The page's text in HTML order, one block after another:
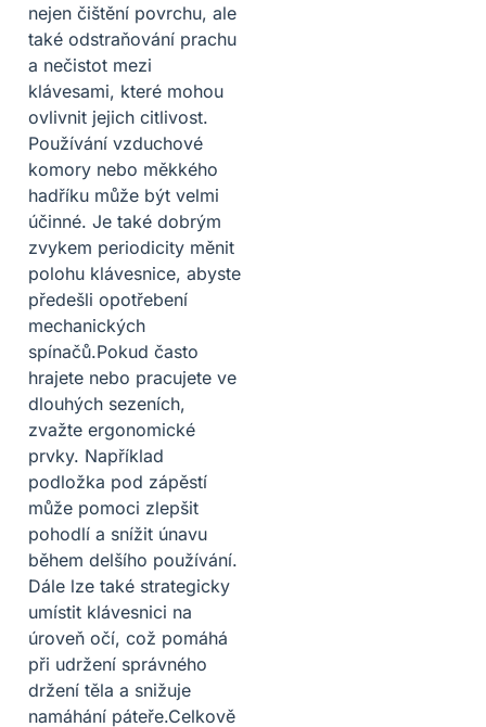
nejen čištění povrchu, ale
také odstraňování prachu
a nečistot mezi
klávesami, které mohou
ovlivnit jejich citlivost.
Používání vzduchové
komory nebo měkkého
hadříku může být velmi
účinné. Je také dobrým
zvykem periodicity měnit
polohu klávesnice, abyste
předešli opotřebení
mechanických
spínačů.Pokud často
hrajete nebo pracujete ve
dlouhých sezeních,
zvažte ergonomické
prvky. Například
podložka pod zápěstí
může pomoci zlepšit
pohodlí a snížit únavu
během delšího používání.
Dále lze také strategicky
umístit klávesnici na
úroveň očí, což pomáhá
při udržení správného
držení těla a snižuje
namáhání páteře.Celkově